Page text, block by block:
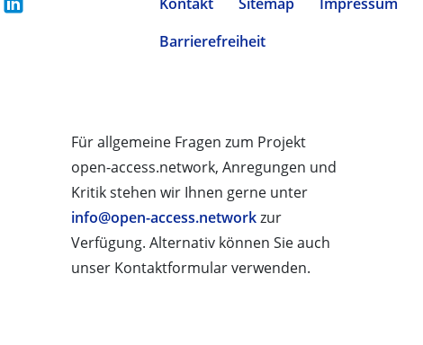
Barrierefreiheit
Für allgemeine Fragen zum Projekt
open-access.network, Anregungen und
Kritik stehen wir Ihnen gerne unter
info@open-access.networkzur
Verfügung. Alternativ können Sie auch
unser Kontaktformular verwenden.